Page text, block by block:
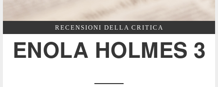
RECENSIONI DELLA CRITICA
ENOLA HOLMES 3